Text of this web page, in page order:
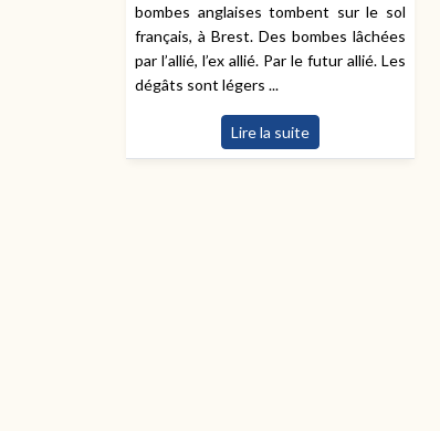
bombes anglaises tombent sur le sol
français, à Brest. Des bombes lâchées
par l’allié, l’ex allié. Par le futur allié. Les
dégâts sont légers ...
Lire la suite